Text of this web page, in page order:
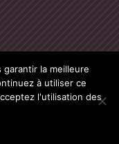
la meilleure
à utiliser ce
l'utilisation des